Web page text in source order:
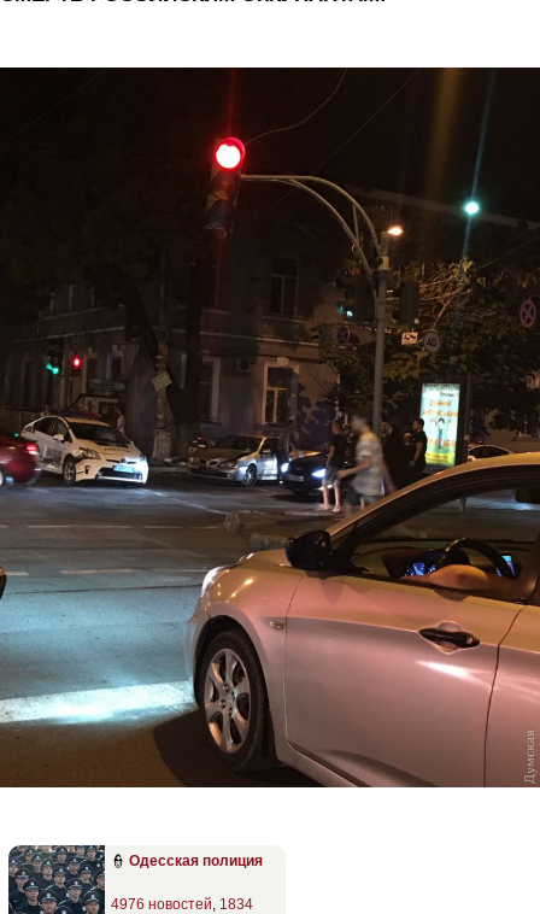
👮 Одесская полиция
4976 новостей, 1834